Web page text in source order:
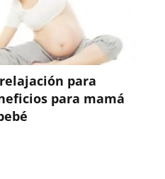
para
para mamá